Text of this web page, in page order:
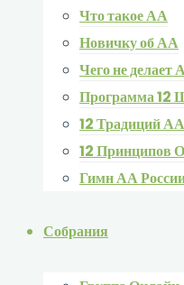
Что такое АА
Новичку об АА
Чего не делает
Программа 12
12 Традиций АА
12 Принципов
Гимн АА
Собрания